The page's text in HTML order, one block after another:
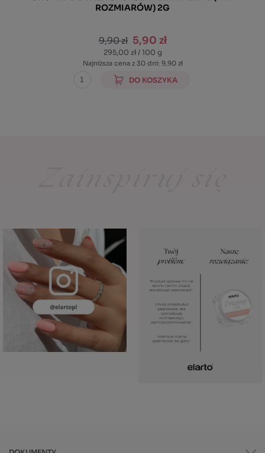
ROZMIARÓW) 2G
9,90 zł 5,90 zł
295,00 zł / 100 g
Najniższa cena z 30 dni: 9,90 zł
DO KOSZYKA